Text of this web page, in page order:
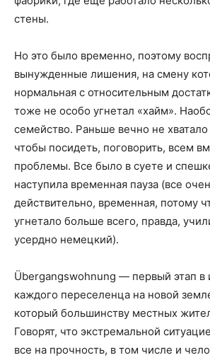
стены.
Но это было временно, поэтому
вынужденные лишения, на смену
нормальная с относительным
тоже не особо угнетал «хайм».
семейство. Раньше вечно не
чтобы посидеть, поговорить, всем
проблемы. Все было в суете и
наступила временная пауза (все
действительно, временная, потому
угнетало больше всего, правда,
усердно немецкий).
Übergangswohnung — первый этап в
каждого переселенца на новой
который большинству местных
Говорят, что экстремальной
все на прочность, в том числе и